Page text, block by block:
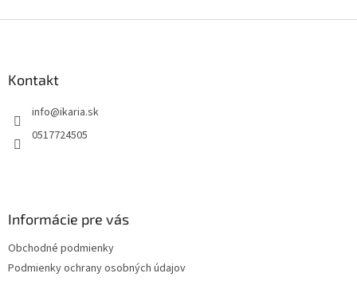
Kontakt
info@ikaria.sk
0517724505
Informácie pre vás
Obchodné podmienky
Podmienky ochrany osobných údajov